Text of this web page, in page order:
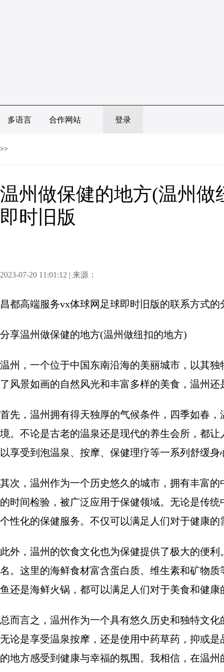
多语言 合作网站 登录
>>
温州做保健的地方(温州
即时旧版
2023-07-20 11:01:12 | 来源：
昌都高端服务vx体球网足球即时旧版的联系方式的
分享温州做保健的地方(温州做纽扣的地方)
温州，一个位于中国东南沿海的美丽城市，以其
了风景如画的自然风光和丰富多样的美食，温州
首先，温州拥有得天独厚的气候条件，四季如春
境。不论是古老的温泉还是现代的养生会所，都
以享受到泡温泉、按摩、保健理疗等一系列舒缓身
其次，温州作为一个历史悠久的城市，拥有丰富
的时间检验，被广泛应用于保健领域。无论是传
个性化的保健服务。不仅可以满足人们对于健康
此外，温州的饮食文化也为保健提供了极大的便
名。这里的海鲜食材富含蛋白质、维生素和矿物
鱼还是海鲜火锅，都可以满足人们对于美食和健康
总而言之，温州作为一个具有悠久历史和独特文
无论是享受温泉按摩，还是使用中药草药，抑或
的地方感受到健康与幸福的氛围。我相信，在温